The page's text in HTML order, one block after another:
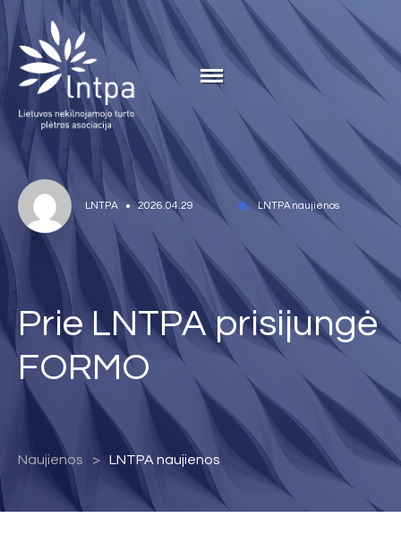
LNTPA 2026.04.29 LNTPA naujienos
Prie LNTPA prisijungė
FORMO
Naujienos LNTPA naujienos